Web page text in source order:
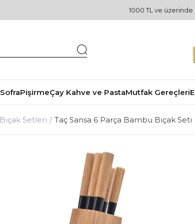
1000 TL ve
SofraPişirmeÇay Kahve ve PastaMutfak Gereçleri
Bıçak Setleri Taç Sansa 6 Parça Bambu Bıçak Seti